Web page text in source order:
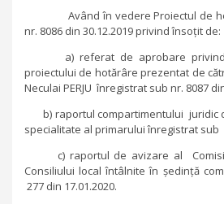
Având în vedere Proiectul de
nr. 8086 din 30.12.2019 privind însoțit de:
a) referat de aprobare privind
proiectului de hotărâre prezentat de
Neculai PERJU înregistrat sub nr. 8087
b) raportul compartimentului juridic
specialitate al primarului înregistrat sub
c) raportul de avizare al
Consiliului local întâlnite în ședință
277 din 17.01.2020.